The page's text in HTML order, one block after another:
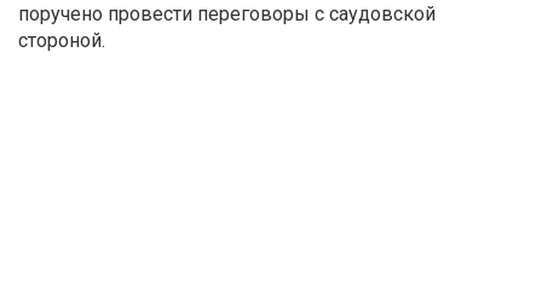
поручено провести переговоры с саудовской
стороной.